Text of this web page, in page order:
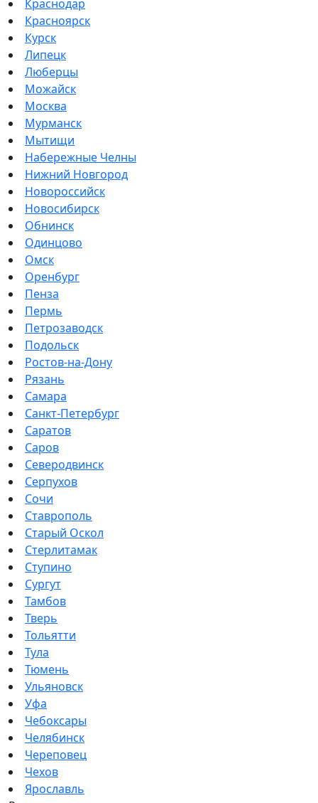
Краснодар
Красноярск
Курск
Липецк
Люберцы
Можайск
Москва
Мурманск
Мытищи
Набережные Челны
Нижний Новгород
Новороссийск
Новосибирск
Обнинск
Одинцово
Омск
Оренбург
Пенза
Пермь
Петрозаводск
Подольск
Ростов-на-Дону
Рязань
Самара
Санкт-Петербург
Саратов
Саров
Северодвинск
Серпухов
Сочи
Ставрополь
Старый Оскол
Стерлитамак
Ступино
Сургут
Тамбов
Тверь
Тольятти
Тула
Тюмень
Ульяновск
Уфа
Чебоксары
Челябинск
Череповец
Чехов
Ярославль